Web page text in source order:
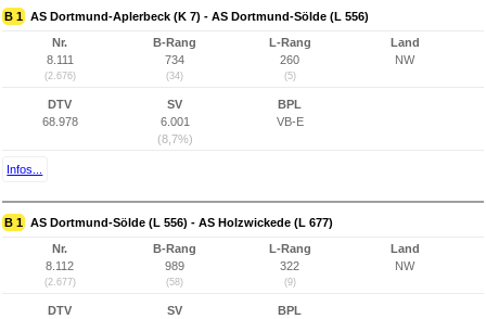
B 1 AS Dortmund-Aplerbeck (K 7) - AS Dortmund-Sölde (L 556)
Nr.
8.111
(2.676)
B-Rang
734
(34)
L-Rang
260
(5)
Land
NW
DTV
68.978
SV
6.001
(8,7%)
BPL
VB-E
Infos...
B 1 AS Dortmund-Sölde (L 556) - AS Holzwickede (L 677)
Nr.
8.112
(2.677)
B-Rang
989
(58)
L-Rang
322
(9)
Land
NW
DTV
SV
BPL